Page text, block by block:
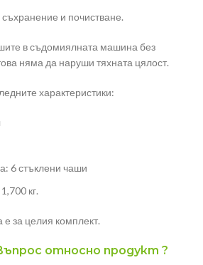
и почистване.
в съдомиялната машина без
няма да наруши тяхната цялост.
характеристики:
6 стъклени чаши
кг.
е за целия комплект.
относно продукт ?